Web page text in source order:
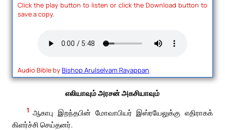
Click the play button to listen or click the Download button to
save a copy.
Audio Bible byBishop Arulselvam Rayappan.
எலியாவும் அரசன் அகசியாவும்
1 ஆகாபு இறந்தபின் மோவாபியர் இஸ்ரயேலுக்கு எதிராகக்
கிளர்ச்சி செய்தனர்.